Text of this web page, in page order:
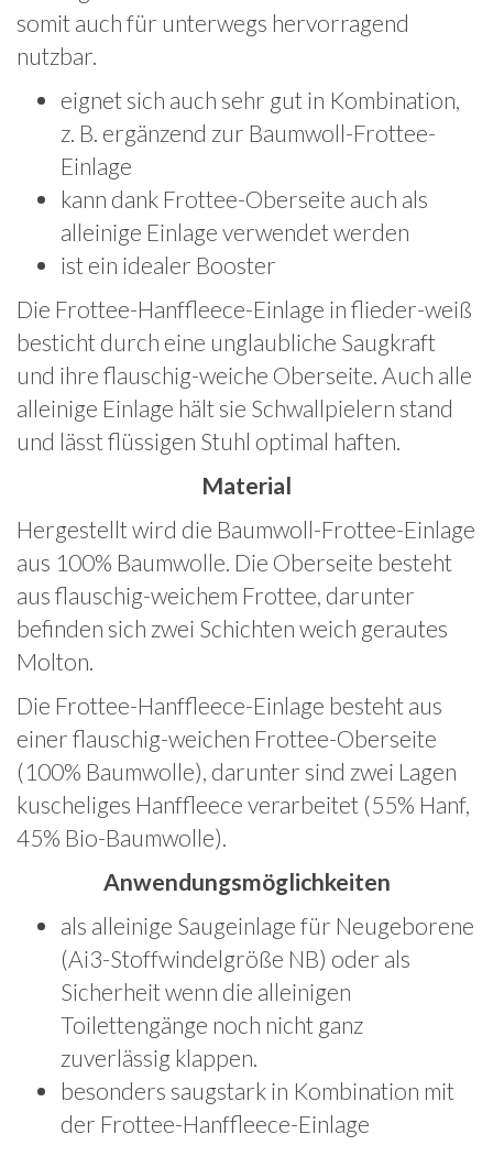
somit auch für unterwegs hervorragend
nutzbar.
eignet sich auch sehr gut in Kombination,
z. B. ergänzend zur Baumwoll-Frottee-
Einlage
kann dank Frottee-Oberseite auch als
alleinige Einlage verwendet werden
ist ein idealer Booster
Die Frottee-Hanffleece-Einlage in flieder-weiß
besticht durch eine unglaubliche Saugkraft
und ihre flauschig-weiche Oberseite. Auch alle
alleinige Einlage hält sie Schwallpielern stand
und lässt flüssigen Stuhl optimal haften.
Material
Hergestellt wird die Baumwoll-Frottee-Einlage
aus 100% Baumwolle. Die Oberseite besteht
aus flauschig-weichem Frottee, darunter
befinden sich zwei Schichten weich gerautes
Molton.
Die Frottee-Hanffleece-Einlage besteht aus
einer flauschig-weichen Frottee-Oberseite
(100% Baumwolle), darunter sind zwei Lagen
kuscheliges Hanffleece verarbeitet (55% Hanf,
45% Bio-Baumwolle).
Anwendungsmöglichkeiten
als alleinige Saugeinlage für Neugeborene
(Ai3-Stoffwindelgröße NB) oder als
Sicherheit wenn die alleinigen
Toilettengänge noch nicht ganz
zuverlässig klappen.
besonders saugstark in Kombination mit
der Frottee-Hanffleece-Einlage